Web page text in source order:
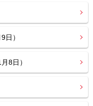
日）
8日）